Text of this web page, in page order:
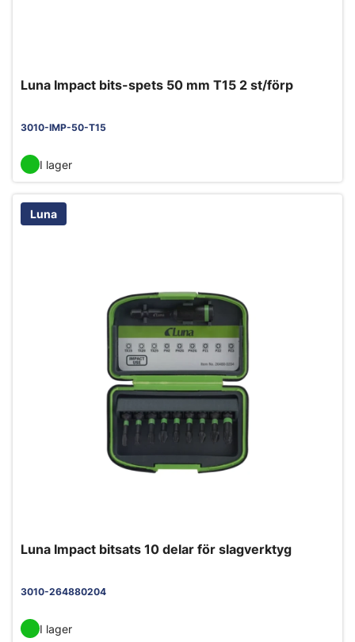
Luna Impact bits-spets 50 mm T15 2 st/förp
3010-IMP-50-T15
I lager
Luna
Luna Impact bitsats 10 delar för slagverktyg
3010-264880204
I lager